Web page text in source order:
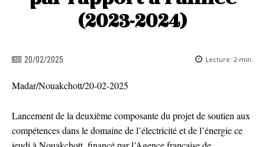
(2023-2024)
20/02/2025 Lecture: 2 min.
Madar/Nouakchott/20-02-2025
Lancement de la deuxième composante du projet de soutien aux
compétences dans le domaine de l’électricité et de l’énergie ce